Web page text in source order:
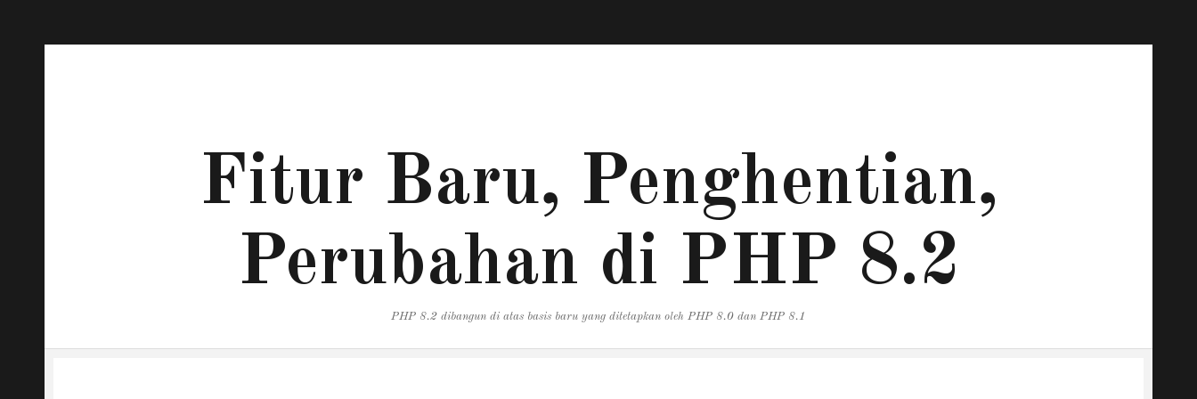
Fitur Baru, Penghentian,
Perubahan di PHP 8.2
PHP 8.2 dibangun di atas basis baru yang ditetapkan oleh PHP 8.0 dan PHP 8.1